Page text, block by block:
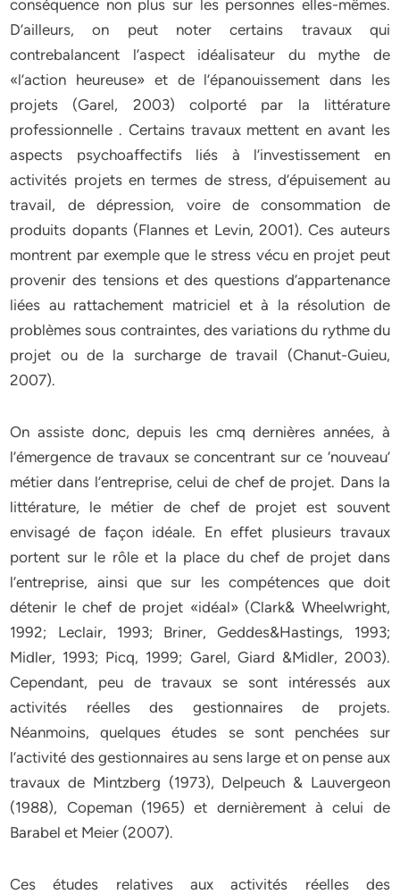
conséquence non plus sur les personnes elles-mêmes.
D’ailleurs, on peut noter certains travaux qui
contrebalancent l’aspect idéalisateur du mythe de
«l’action heureuse» et de l’épanouissement dans les
projets (Garel, 2003) colporté par la littérature
professionnelle . Certains travaux mettent en avant les
aspects psychoaffectifs liés à l’investissement en
activités projets en termes de stress, d’épuisement au
travail, de dépression, voire de consommation de
produits dopants (Flannes et Levin, 2001). Ces auteurs
montrent par exemple que le stress vécu en projet peut
provenir des tensions et des questions d’appartenance
liées au rattachement matriciel et à la résolution de
problèmes sous contraintes, des variations du rythme du
projet ou de la surcharge de travail (Chanut-Guieu,
2007).
On assiste donc, depuis les cmq dernières années, à
l’émergence de travaux se concentrant sur ce ‘nouveau’
métier dans l’entreprise, celui de chef de projet. Dans la
littérature, le métier de chef de projet est souvent
envisagé de façon idéale. En effet plusieurs travaux
portent sur le rôle et la place du chef de projet dans
l’entreprise, ainsi que sur les compétences que doit
détenir le chef de projet «idéal» (Clark& Wheelwright,
1992; Leclair, 1993; Briner, Geddes&Hastings, 1993;
Midler, 1993; Picq, 1999; Garel, Giard &Midler, 2003).
Cependant, peu de travaux se sont intéressés aux
activités réelles des gestionnaires de projets.
Néanmoins, quelques études se sont penchées sur
l’activité des gestionnaires au sens large et on pense aux
travaux de Mintzberg (1973), Delpeuch & Lauvergeon
(1988), Copeman (1965) et dernièrement à celui de
Barabel et Meier (2007).
Ces études relatives aux activités réelles des